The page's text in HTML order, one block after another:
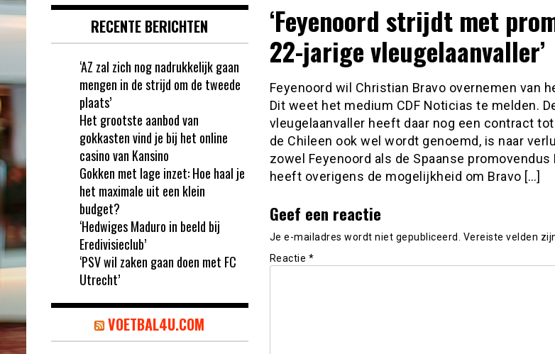
‘Feyenoord strijdt met
22-jarige vleugelaanvaller’
Feyenoord wil Christian Bravo overnemen van
Dit weet het medium CDF Noticias te melden.
vleugelaanvaller heeft daar nog een contract
de Chileen ook wel wordt genoemd, is naar
zowel Feyenoord als de Spaanse promovendus
heeft overigens de mogelijkheid om Bravo […]
Geef een reactie
Je e-mailadres wordt niet gepubliceerd. Vereiste velden
Reactie *
RECENTE BERICHTEN
‘AZ zal zich nog nadrukkelijk gaan
mengen in de strijd om de tweede
plaats’
Het grootste aanbod van
gokkasten vind je bij het online
casino van Kansino
Gokken met lage inzet: Hoe haal je
het maximale uit een klein
budget?
‘Hedwiges Maduro in beeld bij
Eredivisieclub’
‘PSV wil zaken gaan doen met FC
Utrecht’
VOETBAL4U.COM